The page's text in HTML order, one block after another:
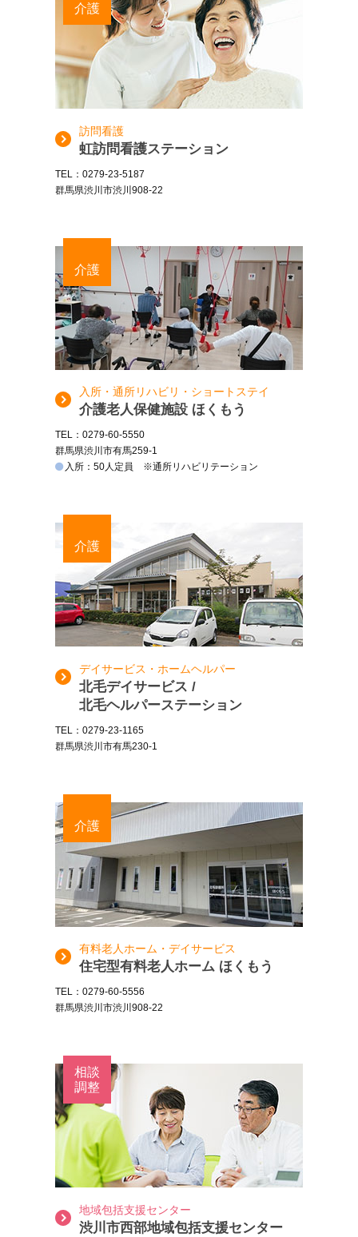
介護
訪問看護
虹訪問看護ステーション
TEL：0279-23-5187
群馬県渋川市渋川908-22
介護
入所・通所リハビリ・ショートステイ
介護老人保健施設 ほくもう
TEL：0279-60-5550
群馬県渋川市有馬259-1
入所：50人定員 ※通所リハビリテーション
介護
デイサービス・ホームヘルパー
北毛デイサービス /
北毛ヘルパーステーション
TEL：0279-23-1165
群馬県渋川市有馬230-1
介護
有料老人ホーム・デイサービス
住宅型有料老人ホーム ほくもう
TEL：0279-60-5556
群馬県渋川市渋川908-22
相談
調整
地域包括支援センター
渋川市西部地域包括支援センター